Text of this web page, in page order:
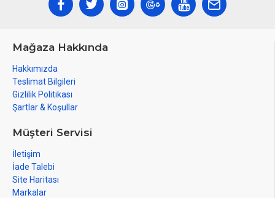
Mağaza Hakkında
Hakkımızda
Teslimat Bilgileri
Gizlilik Politikası
Şartlar & Koşullar
Müşteri Servisi
İletişim
İade Talebi
Site Haritası
Markalar